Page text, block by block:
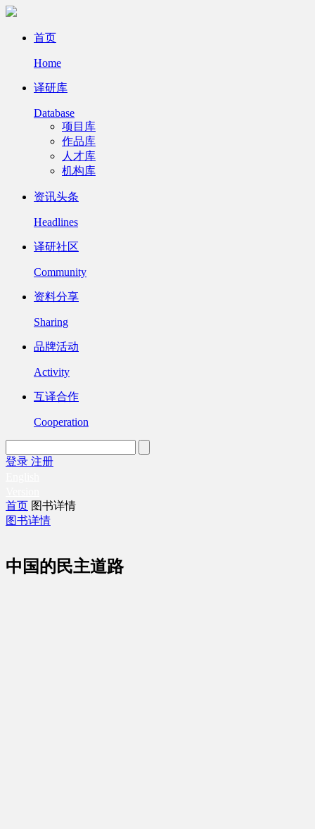
首页
Home
译研库
Database
项目库
作品库
人才库
机构库
资讯头条
Headlines
译研社区
Community
资料分享
Sharing
品牌活动
Activity
互译合作
Cooperation
登录 注册
首页 图书详情
图书详情
中国的民主道路